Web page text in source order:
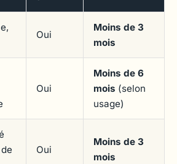
Oui
Moins de 3
mois
Oui
Moins de 6
mois (selon
usage)
Oui
Moins de 3
mois